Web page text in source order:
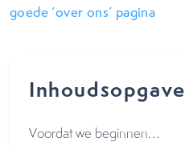
goede ‘over ons’ pagina
Inhoudsopgave
Voordat we beginnen…